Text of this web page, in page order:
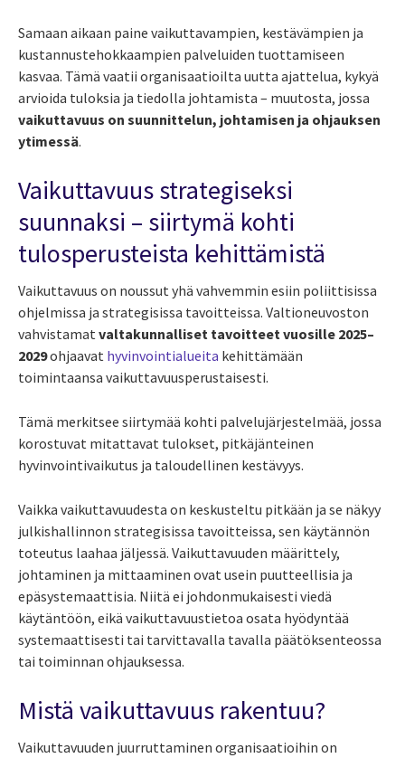
Samaan aikaan paine vaikuttavampien, kestävämpien ja
kustannustehokkaampien palveluiden tuottamiseen
kasvaa. Tämä vaatii organisaatioilta uutta ajattelua, kykyä
arvioida tuloksia ja tiedolla johtamista – muutosta, jossa
vaikuttavuus on suunnittelun, johtamisen ja ohjauksen
ytimessä.
Vaikuttavuus strategiseksi
suunnaksi – siirtymä kohti
tulosperusteista kehittämistä
Vaikuttavuus on noussut yhä vahvemmin esiin poliittisissa
ohjelmissa ja strategisissa tavoitteissa. Valtioneuvoston
vahvistamat valtakunnalliset tavoitteet vuosille 2025–
2029ohjaavat hyvinvointialueita kehittämään
toimintaansa vaikuttavuusperustaisesti.
Tämä merkitsee siirtymää kohti palvelujärjestelmää, jossa
korostuvat mitattavat tulokset, pitkäjänteinen
hyvinvointivaikutus ja taloudellinen kestävyys.
Vaikka vaikuttavuudesta on keskusteltu pitkään ja se näkyy
julkishallinnon strategisissa tavoitteissa, sen käytännön
toteutus laahaa jäljessä. Vaikuttavuuden määrittely,
johtaminen ja mittaaminen ovat usein puutteellisia ja
epäsystemaattisia. Niitä ei johdonmukaisesti viedä
käytäntöön, eikä vaikuttavuustietoa osata hyödyntää
systemaattisesti tai tarvittavalla tavalla päätöksenteossa
tai toiminnan ohjauksessa.
Mistä vaikuttavuus rakentuu?
Vaikuttavuuden juurruttaminen organisaatioihin on